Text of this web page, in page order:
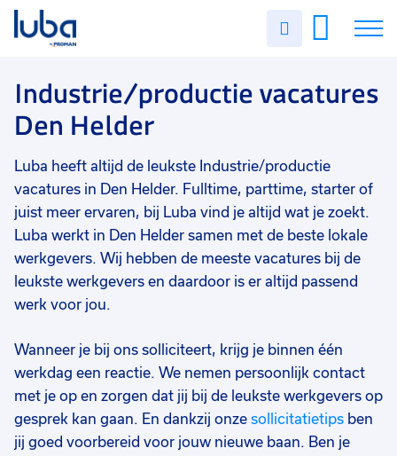
Uren
Vacatures
Over ons
Voor werkgevers
Contact
Industrie/productie vacatures
Den Helder
Luba heeft altijd de leukste Industrie/productie
vacatures in Den Helder. Fulltime, parttime, starter of
juist meer ervaren, bij Luba vind je altijd wat je zoekt.
Luba werkt in Den Helder samen met de beste lokale
werkgevers. Wij hebben de meeste vacatures bij de
leukste werkgevers en daardoor is er altijd passend
werk voor jou.
Wanneer je bij ons solliciteert, krijg je binnen één
werkdag een reactie. We nemen persoonlijk contact
met je op en zorgen dat jij bij de leukste werkgevers op
gesprek kan gaan. En dankzij onze sollicitatietips ben
jij goed voorbereid voor jouw nieuwe baan. Ben je
Filter vacatures
Vakgebied 0
Industrie/productie
Opleidingsniveau
Uitzicht op vast 1
Uren per week 0
37 - 40+ uur 1